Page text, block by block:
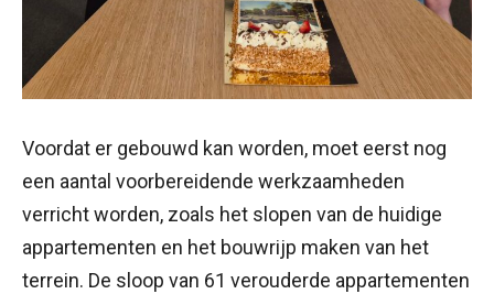
Voordat er gebouwd kan worden, moet eerst nog
een aantal voorbereidende werkzaamheden
verricht worden, zoals het slopen van de huidige
appartementen en het bouwrijp maken van het
terrein. De sloop van 61 verouderde appartementen